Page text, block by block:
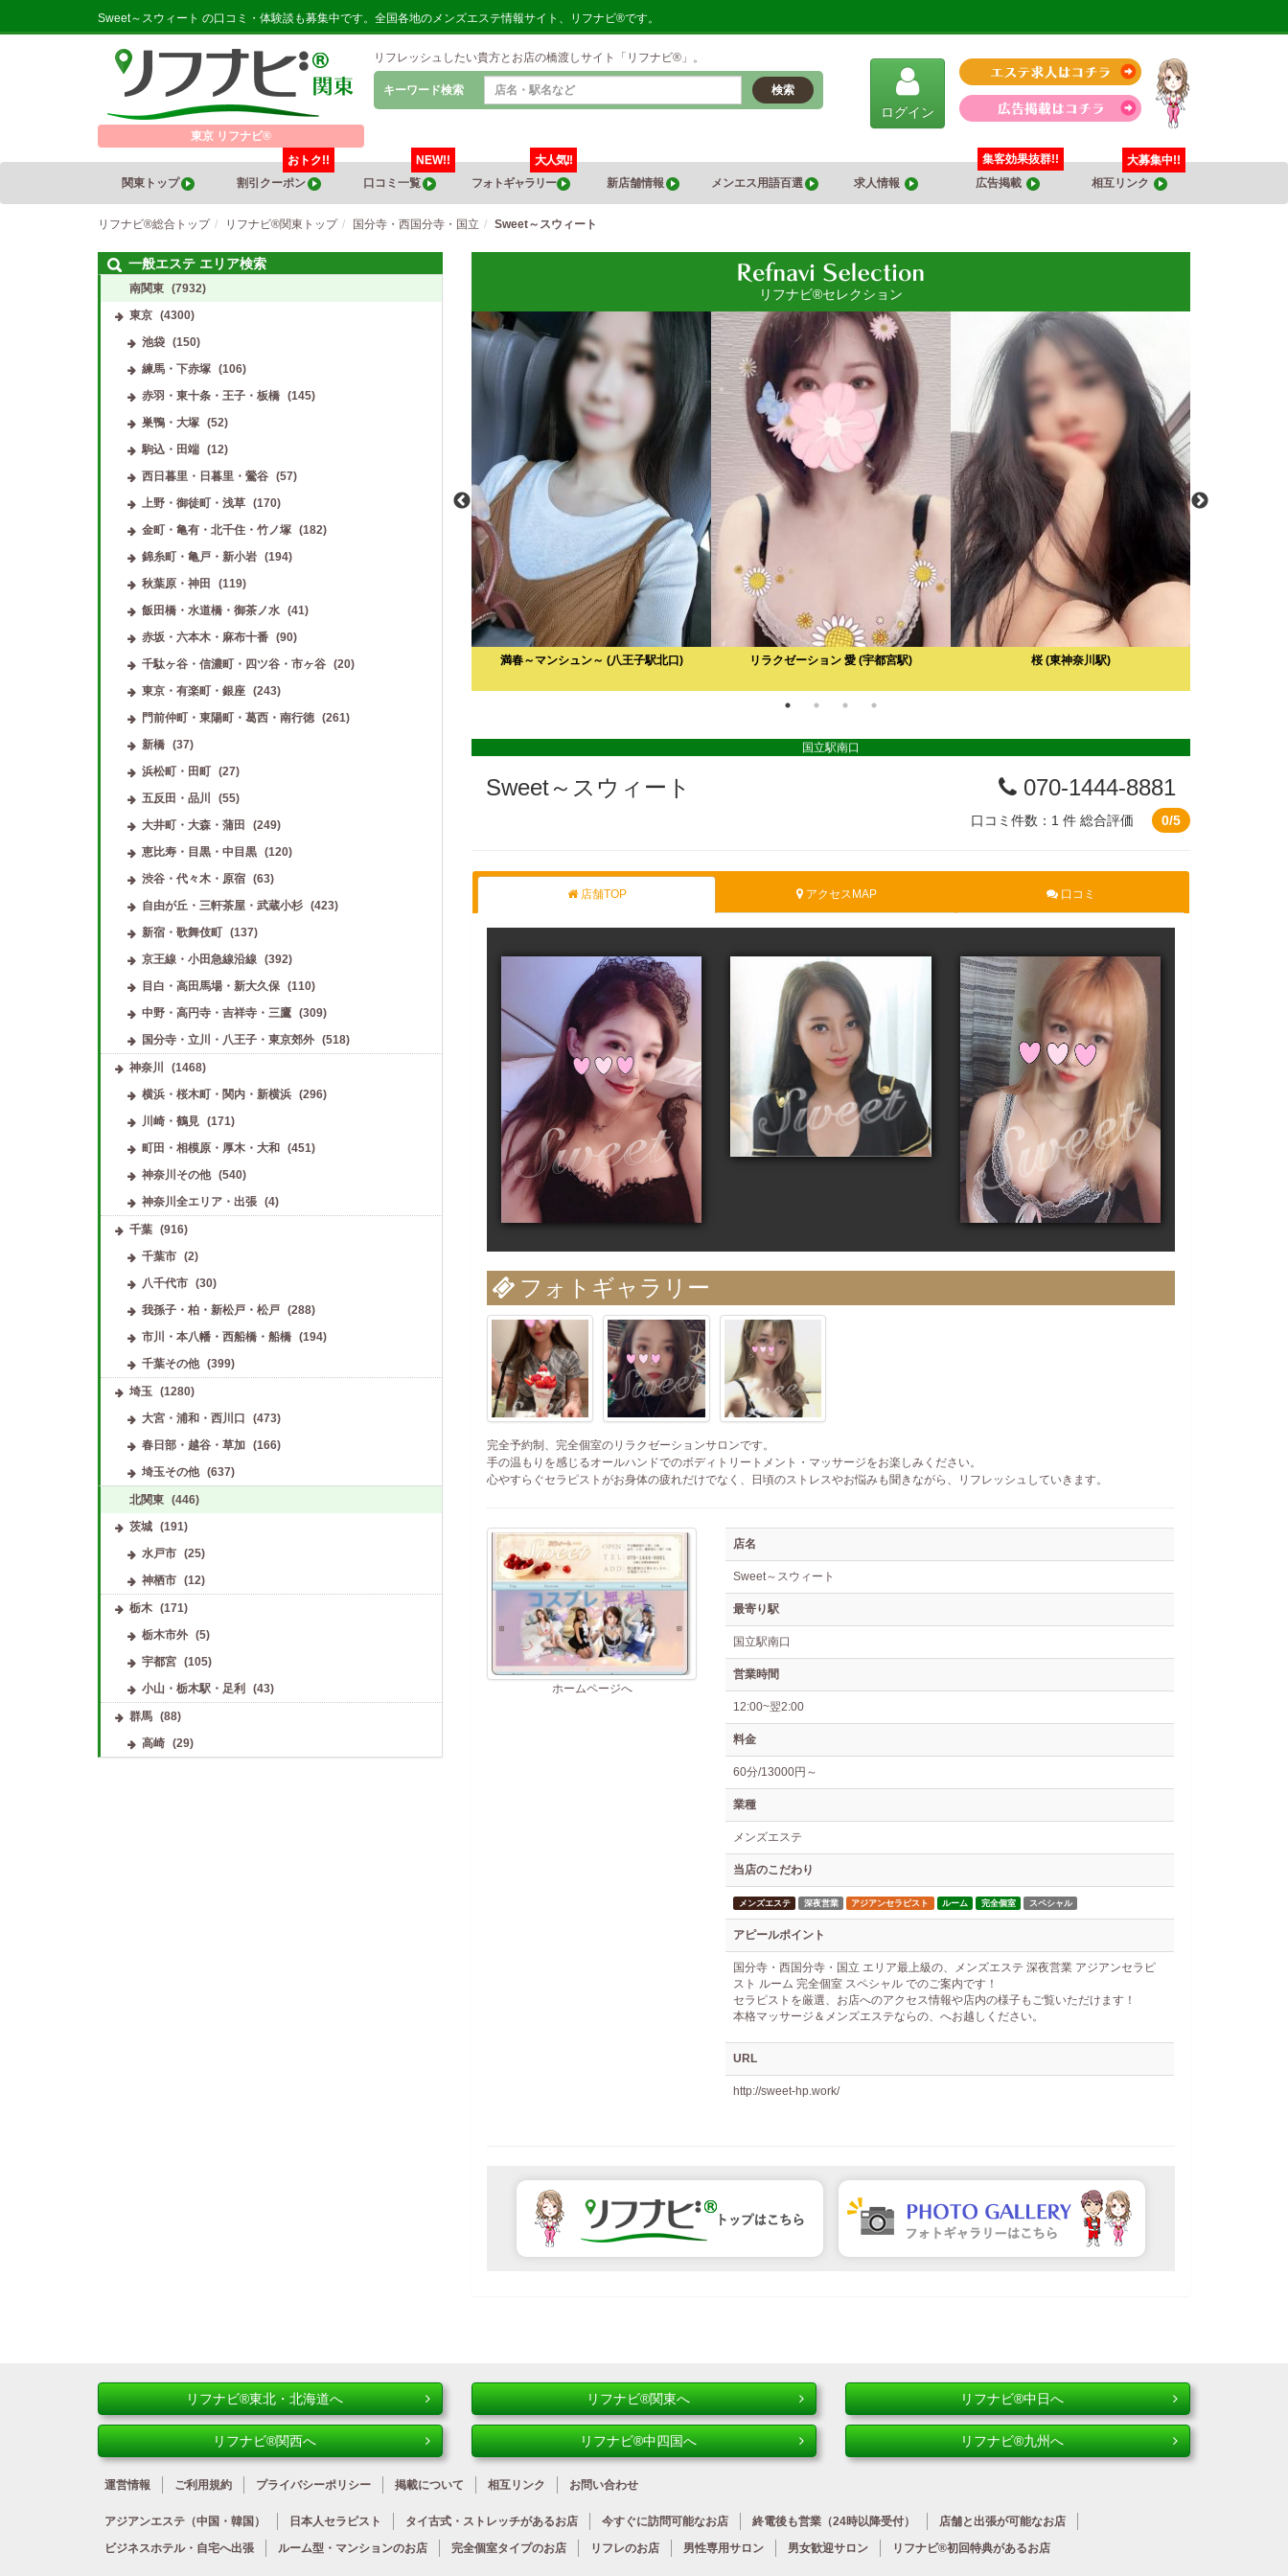
Sweet～スウィート の口コミ・体験談も募集中です。全国各地のメンズエステ情報サイト、リフナビ®です。
東京 リフナビ®
リフレッシュしたい貴方とお店の橋渡しサイト「リフナビ®」。
キーワード検索 検索
ログイン
関東トップ 割引クーポン
おトク!!
口コミ一覧
NEW!!
フォトギャラリー
大人気!!
新店舗情報
メンエス用語百選 求人情報 広告掲載
集客効果抜群!!
相互リンク
大募集中!!
リフナビ®総合トップ リフナビ®関東トップ 国分寺・西国分寺・国立 Sweet～スウィート
リフナビ®セレクション
(長津田駅) 桃香(朝霞台駅) 満春～マンシュン～ (八王子駅北口) リラクゼーション 愛 (宇都宮駅) 桜(東神奈川駅)
国立駅南口
Sweet～スウィート 070-1444-8881
口コミ件数：1 件 総合評価 0/5
店舗TOP アクセスMAP 口コミ
フォトギャラリー
完全予約制、完全個室のリラクゼーションサロンです。
手の温もりを感じるオールハンドでのボディトリートメント・マッサージをお楽しみください。
心やすらぐセラピストがお身体の疲れだけでなく、日頃のストレスやお悩みも聞きながら、リフレッシュしていきます。
ホームページへ
店名
Sweet～スウィート
最寄り駅
国立駅南口
営業時間
12:00~翌2:00
料金
60分/13000円～
業種
メンズエステ
当店のこだわり
メンズエステ 深夜営業 アジアンセラピスト ルーム 完全個室 スペシャル
アピールポイント
国分寺・西国分寺・国立 エリア最上級の、メンズエステ 深夜営業 アジアンセラピ
スト ルーム 完全個室 スペシャル でのご案内です！
セラピストを厳選、お店へのアクセス情報や店内の様子もご覧いただけます！
本格マッサージ＆メンズエステならの、へお越しください。
URL
http://sweet-hp.work/
一般エステ エリア検索
南関東 (7932)
東京 (4300)
池袋
(150)
練馬・下赤塚
(106)
赤羽・東十条・王子・板橋
(145)
巣鴨・大塚
(52)
駒込・田端
(12)
西日暮里・日暮里・鶯谷
(57)
上野・御徒町・浅草
(170)
金町・亀有・北千住・竹ノ塚
(182)
錦糸町・亀戸・新小岩
(194)
秋葉原・神田
(119)
飯田橋・水道橋・御茶ノ水
(41)
赤坂・六本木・麻布十番
(90)
千駄ヶ谷・信濃町・四ツ谷・市ヶ谷
(20)
東京・有楽町・銀座
(243)
門前仲町・東陽町・葛西・南行徳
(261)
新橋
(37)
浜松町・田町
(27)
五反田・品川
(55)
大井町・大森・蒲田
(249)
恵比寿・目黒・中目黒
(120)
渋谷・代々木・原宿
(63)
自由が丘・三軒茶屋・武蔵小杉
(423)
新宿・歌舞伎町
(137)
京王線・小田急線沿線
(392)
目白・高田馬場・新大久保
(110)
中野・高円寺・吉祥寺・三鷹
(309)
国分寺・立川・八王子・東京郊外
(518)
神奈川
(1468)
横浜・桜木町・関内・新横浜
(296)
川崎・鶴見
(171)
町田・相模原・厚木・大和
(451)
神奈川その他
(540)
神奈川全エリア・出張
(4)
千葉 (916)
千葉市
(2)
八千代市
(30)
我孫子・柏・新松戸・松戸
(288)
市川・本八幡・西船橋・船橋
(194)
千葉その他
(399)
埼玉
(1280)
大宮・浦和・西川口
(473)
春日部・越谷・草加
(166)
埼玉その他
(637)
北関東 (446)
茨城 (191)
水戸市
(25)
神栖市
(12)
栃木 (171)
栃木市外
(5)
宇都宮
(105)
小山・栃木駅・足利
(43)
群馬 (88)
高崎
(29)
リフナビ®東北・北海道へ リフナビ®関東へ リフナビ®中日へ
リフナビ®関西へ リフナビ®中四国へ リフナビ®九州へ
運営情報 ご利用規約 プライバシーポリシー 掲載について 相互リンク お問い合わせ
アジアンエステ （中国・韓国） 日本人セラピスト タイ古式・ストレッチがあるお店 今すぐに訪問可能なお店 終電後も営業 （24時以降受付） 店舗と出張が可能なお店
ビジネスホテル・ 自宅へ出張 ルーム型・ マンションのお店 完全個室タイプのお店 リフレのお店 男性専用サロン 男女歓迎サロン リフナビ®初回特典があるお店